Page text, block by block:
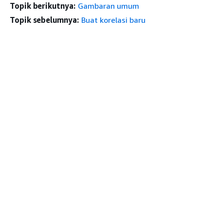
Topik berikutnya: Gambaran umum
Topik sebelumnya: Buat korelasi baru